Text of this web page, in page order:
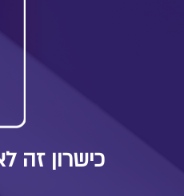
כישרון זה